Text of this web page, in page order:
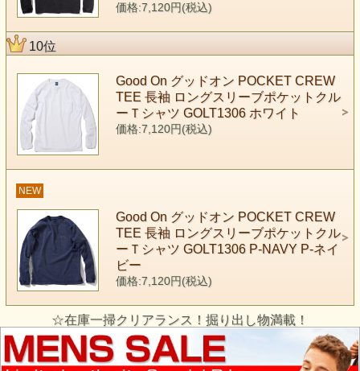
価格:7,120円(税込)
10位
Good On グッドオン POCKET CREW
TEE 長袖 ロングスリーブポケットクル
ーＴシャツ GOLT1306 ホワイト
価格:7,120円(税込)
NEW
Good On グッドオン POCKET CREW
TEE 長袖 ロングスリーブポケットクル
ーＴシャツ GOLT1306 P-NAVY P-ネイ
ビー
価格:7,120円(税込)
☆在庫一掃クリアランス！掘り出し物満載！